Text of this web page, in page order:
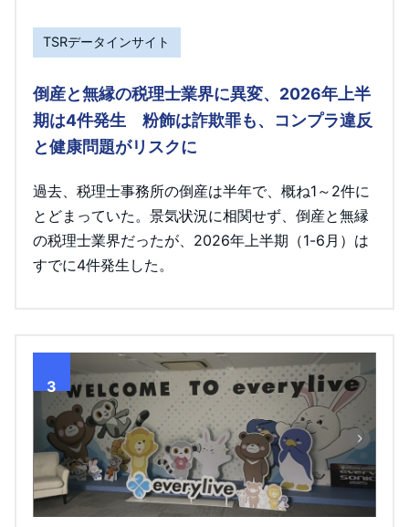
TSRデータインサイト
倒産と無縁の税理士業界に異変、2026年上半
期は4件発生 粉飾は詐欺罪も、コンプラ違反
と健康問題がリスクに
過去、税理士事務所の倒産は半年で、概ね1～2件に
とどまっていた。景気状況に相関せず、倒産と無縁
の税理士業界だったが、2026年上半期（1-6月）は
すでに4件発生した。
3